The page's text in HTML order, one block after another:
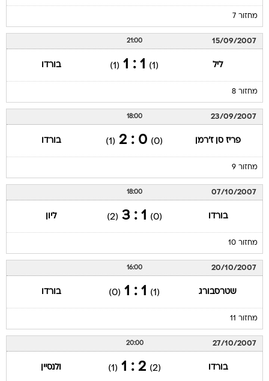
מחזור 7
15/09/2007
21:00
ליל (1)
1 : 1
(1) בורדו
מחזור 8
23/09/2007
18:00
פריז סן ז'רמן (0)
0 : 2
(1) בורדו
מחזור 9
07/10/2007
18:00
בורדו (0)
1 : 3
(2) ליון
מחזור 10
20/10/2007
16:00
שטרסבורג (1)
1 : 1
(0) בורדו
מחזור 11
27/10/2007
20:00
בורדו (2)
2 : 1
(1) ולנסיין